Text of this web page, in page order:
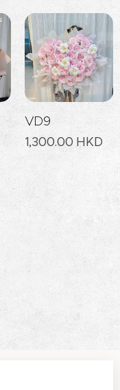
VD9
1,300.00HKD